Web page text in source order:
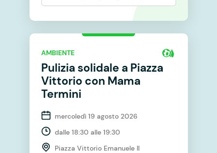
AMBIENTE
Pulizia solidale a Piazza
Vittorio con Mama
Termini
mercoledì 19 agosto 2026
dalle 18:30 alle 19:30
Piazza Vittorio Emanuele II